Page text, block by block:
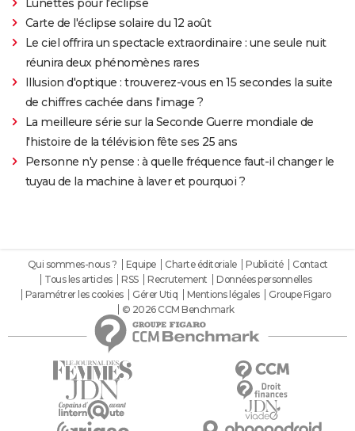
Lunettes pour l'éclipse
Carte de l'éclipse solaire du 12 août
Le ciel offrira un spectacle extraordinaire : une seule nuit
réunira deux phénomènes rares
Illusion d'optique : trouverez-vous en 15 secondes la suite
de chiffres cachée dans l'image ?
La meilleure série sur la Seconde Guerre mondiale de
l'histoire de la télévision fête ses 25 ans
Personne n'y pense : à quelle fréquence faut-il changer le
tuyau de la machine à laver et pourquoi ?
Qui sommes-nous ? Equipe Charte éditoriale Publicité
Contact
Tous les articles
RSS Recrutement
Données personnelles
Paramétrer les cookies
Gérer Utiq Mentions légales
Groupe Figaro
© 2026 CCM Benchmark